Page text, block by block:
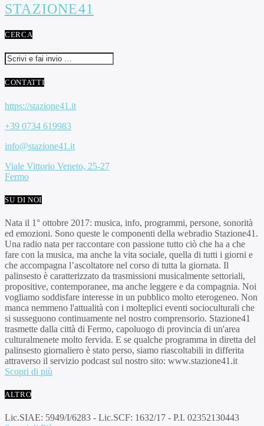
STAZIONE41
CERCA
CONTATTI
https://stazione41.it
+39 0734 619983
info@stazione41.it
Viale Vittorio Veneto, 25-27
Fermo
SU DI NOI
Nata il 1° ottobre 2017: musica, info, programmi, persone, sonorità
ed emozioni. Sono queste le componenti della webradio Stazione41.
Una radio nata per raccontare con passione tutto ciò che ha a che
fare con la musica, ma anche la vita sociale, quella di tutti i giorni e
che accompagna l’ascoltatore nel corso di tutta la giornata. Il
palinsesto è caratterizzato da trasmissioni musicalmente settoriali,
propositive, contemporanee, ma anche leggere e da compagnia. Noi
vogliamo soddisfare interesse in un pubblico molto eterogeneo. Non
manca nemmeno l'attualità con i molteplici eventi socioculturali che
si susseguono continuamente nel nostro comprensorio. Stazione41
trasmette dalla città di Fermo, capoluogo di provincia di un'area
culturalmenete molto fervida. E se qualche programma in diretta del
palinsesto giornaliero è stato perso, siamo riascoltabili in differita
attraverso il servizio podcast sul nostro sito: www.stazione41.it
Scopri di più
ALTRO
Lic.SIAE: 5949/I/6283 - Lic.SCF: 1632/17 - P.I. 02352130443